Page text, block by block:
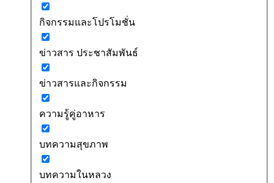
กิจกรรมและโปรโมชั่น
ข่าวสาร ประชาสัมพันธ์
ข่าวสารและกิจกรรม
ความรู้คู่อาหาร
บทความสุขภาพ
บทความในหลวง